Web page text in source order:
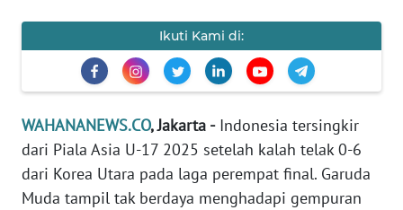
Ikuti Kami di:
WAHANANEWS.CO, Jakarta -Indonesia tersingkir
dari Piala Asia U-17 2025 setelah kalah telak 0-6
dari Korea Utara pada laga perempat final. Garuda
Muda tampil tak berdaya menghadapi gempuran
EDITORIAL
Informasi
INDEKS
BERITA